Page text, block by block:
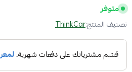
متوفر
تصنيف المنتج:ThinkCar